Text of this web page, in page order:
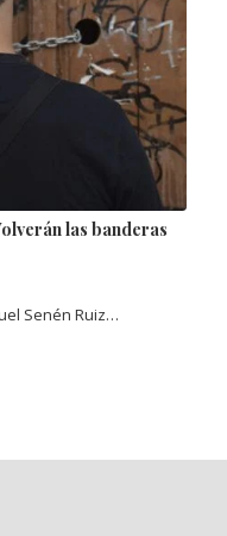
las banderas
Senén Ruiz…